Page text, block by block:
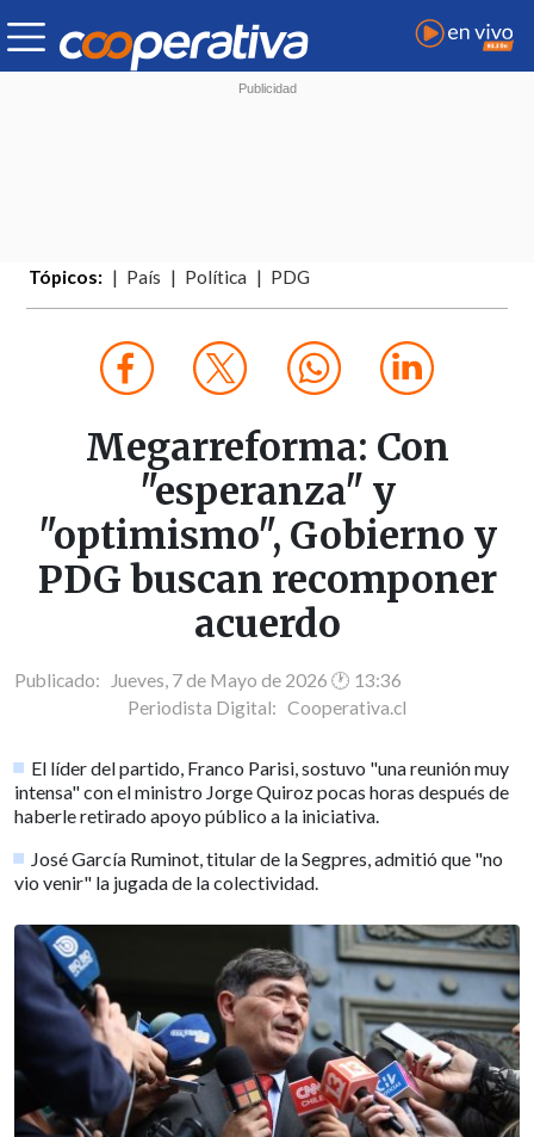
Tópicos: País Política PDG
Megarreforma: Con
"esperanza" y
"optimismo", Gobierno y
PDG buscan recomponer
acuerdo
Publicado: Jueves, 7 de Mayo de 2026 🕐 13:36
Periodista Digital: Cooperativa.cl
El líder del partido, Franco Parisi, sostuvo "una reunión muy
intensa" con el ministro Jorge Quiroz pocas horas después de
haberle retirado apoyo público a la iniciativa.
José García Ruminot, titular de la Segpres, admitió que "no
vio venir" la jugada de la colectividad.